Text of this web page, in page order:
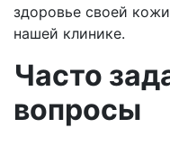
здоровье своей
нашей клинике.
Часто
вопросы